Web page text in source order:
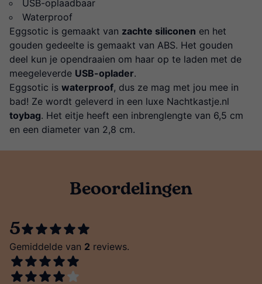
USB-oplaadbaar
Waterproof
Eggsotic is gemaakt van zachte siliconen en het
gouden gedeelte is gemaakt van ABS. Het gouden
deel kun je opendraaien om haar op te laden met de
meegeleverde USB-oplader.
Eggsotic is waterproof, dus ze mag met jou mee in
bad! Ze wordt geleverd in een luxe Nachtkastje.nl
toybag. Het eitje heeft een inbrenglengte van 6,5 cm
en een diameter van 2,8 cm.
Beoordelingen
5
Gemiddelde van 2 reviews.